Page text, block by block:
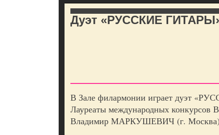
Дуэт «РУССКИЕ
В Зале филармонии играет дуэт
Лауреаты международных
Владимир МАРКУШЕВИЧ (г.